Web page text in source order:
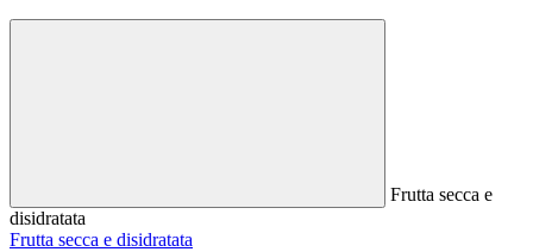
Frutta secca e
disidratata
Frutta secca e disidratata